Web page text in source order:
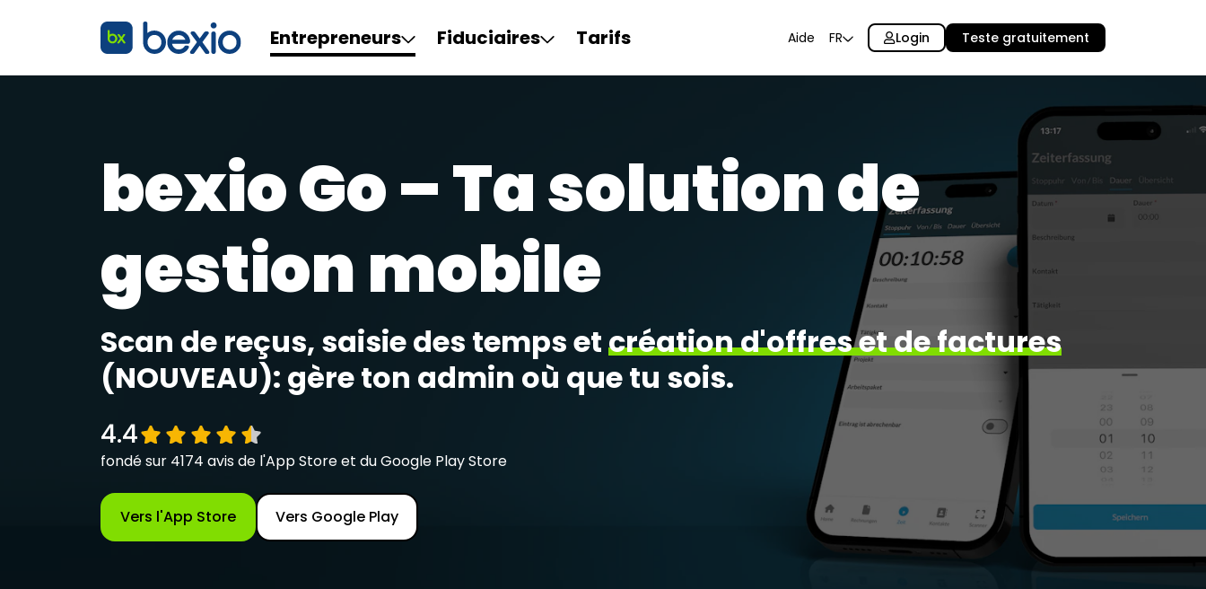
Entrepreneurs Fiduciaires Tarifs Aide FR Login Teste gratuitement
bexio Go – Ta solution de
gestion mobile
Scan de reçus, saisie des temps etcréation d'offres et de factures
(NOUVEAU): gère ton admin où que tu sois.
4.4
fondé sur 4174 avis de l'App Store et du Google Play Store
Vers l'App Store Vers Google Play